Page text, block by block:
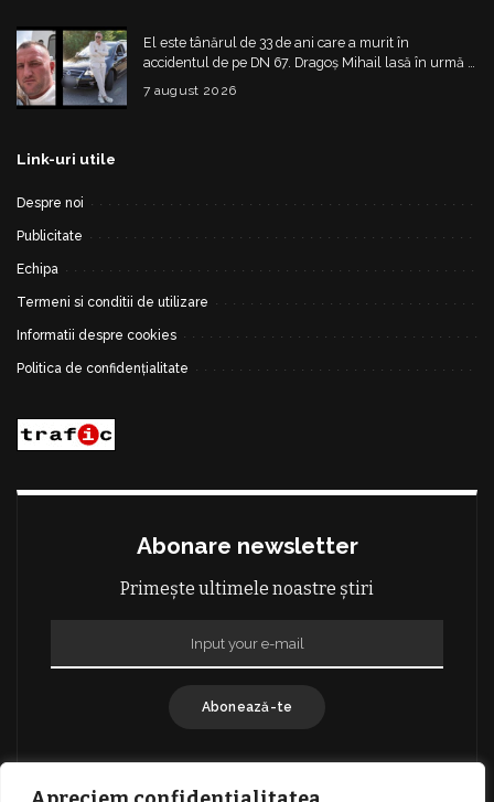
El este tânărul de 33 de ani care a murit în
accidentul de pe DN 67. Dragoș Mihail lasă în urmă o
7 august 2026
Link-uri utile
Despre noi
Publicitate
Echipa
Termeni si conditii de utilizare
Informatii despre cookies
Politica de confidențialitate
Abonare newsletter
Primește ultimele noastre știri
Abonează-te